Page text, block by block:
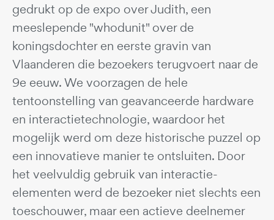
gedrukt op de expo over Judith, een
meeslepende "whodunit" over de
koningsdochter en eerste gravin van
Vlaanderen die bezoekers terugvoert naar de
9e eeuw. We voorzagen de hele
tentoonstelling van geavanceerde hardware
en interactietechnologie, waardoor het
mogelijk werd om deze historische puzzel op
een innovatieve manier te ontsluiten. Door
het veelvuldig gebruik van interactie-
elementen werd de bezoeker niet slechts een
toeschouwer, maar een actieve deelnemer